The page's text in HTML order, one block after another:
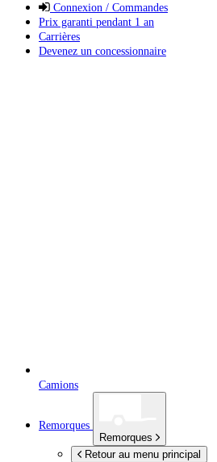
Connexion / Commandes
Prix garanti pendant 1 an
Carrières
Devenez un concessionnaire
Camions
Remorques
Remorques
Retour au menu principal